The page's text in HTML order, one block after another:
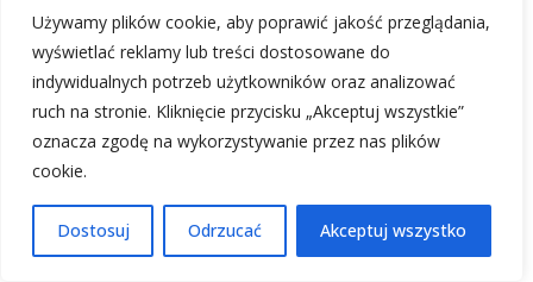
Używamy plików cookie, aby poprawić jakość przeglądania,
wyświetlać reklamy lub treści dostosowane do
indywidualnych potrzeb użytkowników oraz analizować
ruch na stronie. Kliknięcie przycisku „Akceptuj wszystkie”
oznacza zgodę na wykorzystywanie przez nas plików
cookie.
Dostosuj Odrzucać Akceptuj wszystko
Rankingi Celta Vigo: Aktualna pozycja i wyniki w La
Liga